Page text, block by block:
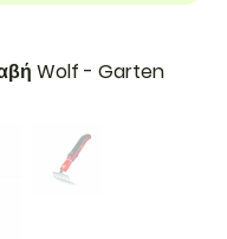
Wolf - Garten